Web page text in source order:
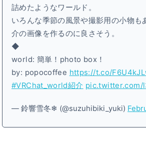
詰めたようなワールド。
いろんな季節の風景や撮影用の小物も
介の画像を作るのに良さそう。
◆
world: 簡単！photo box！
by: popocoffee https://t.co/
#VRChat_world紹介 pic.twitter.com/
— 鈴響雪冬❄ (@suzuhibiki_yuki)